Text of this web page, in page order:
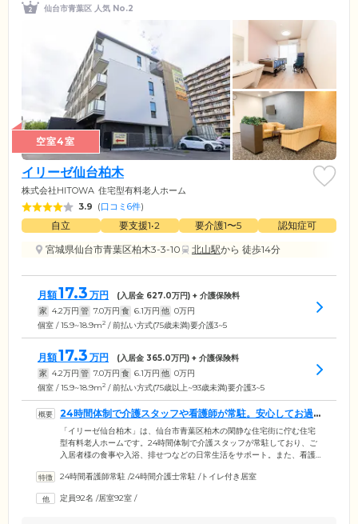
仙台市青葉区 人気 No.2
空室4室
イリーゼ仙台柏木
株式会社HITOWA 住宅型有料老人ホーム
3.9 (口コミ6件)
自立 要支援1•2 要介護1〜5
認知症可
宮城県仙台市青葉区柏木3-3-10
北山駅から 徒歩14分
月額17.3 万円 (入居金 627.0万円) + 介護保険料
家 4.2万円 管 7.0万円 食 6.1万円 他 0万円
個室 / 15.9~18.9m2 / 前払い方式(75歳未満)要介護3~5
月額17.3 万円 (入居金 365.0万円) + 介護保険料
家 4.2万円 管 7.0万円 食 6.1万円 他 0万円
個室 / 15.9~18.9m2 / 前払い方式(75歳以上~93歳未満)要介護3~5
24時間体制で介護スタッフや看護師が常駐。安心してお過
ごしいただけます
「イリーゼ仙台柏木」は、仙台市青葉区柏木の閑静な住宅街に佇む住宅
型有料老人ホームです。24時間体制で介護スタッフが常駐しており、ご
入居者様の食事や入浴、排せつなどの日常生活をサポート。また、看護
理、インスリン注射なども対応しています。夜間のケアが必要なご入居
キがあり、天気のよい日は日向ぼっこを楽しめます。ご自宅のようにの
24時間看護師常駐 /24時間介護士常駐 /トイレ付き居室
定員92名 /居室92室 /